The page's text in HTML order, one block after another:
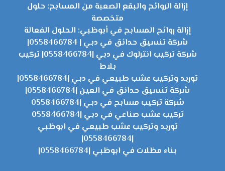
إزالة الروائح والبقع الصعبة من المسابح: حلول
متخصصة
إزالة روائح المسابح في أبوظبي: الحلول الفعالة
شركة تنسيق حدائق في دبي | 0558466784|
شركة تركيب انترلوك في دبي |0558466784| تركيب
بلاط
توريد وتركيب عشب طبيعي في دبي |0558466784|
شركة تنسيق حدائق في العين |0558466784|
شركة تركيب مسابح في دبي |0558466784
تركيب عشب صناعي في دبي |0558466784
توريد وتركيب عشب طبيعي في ابوظبي
|0558466784|
بناء مظلات في ابوظبي |0558466784|